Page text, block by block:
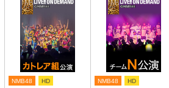
NMB48 HD NMB48 HD